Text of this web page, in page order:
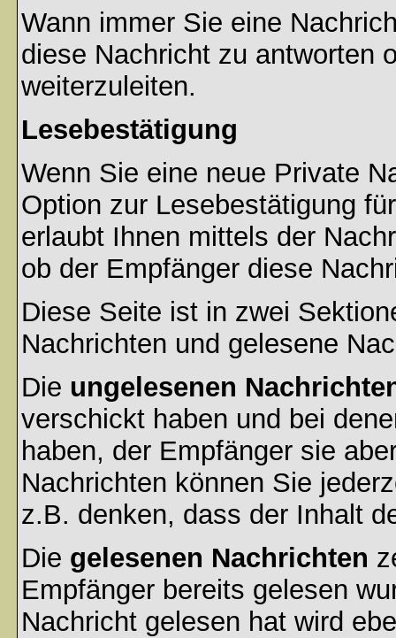
Wann immer Sie eine
diese Nachricht zu antworten
weiterzuleiten.
Lesebestätigung
Wenn Sie eine neue Private
Option zur Lesebestätigung
erlaubt Ihnen mittels der
ob der Empfänger diese
Diese Seite ist in zwei
Nachrichten und gelesene
Die ungelesenen
verschickt haben und bei
haben, der Empfänger sie
Nachrichten können Sie
z.B. denken, dass der Inhalt
Die gelesenen Nachrichten
Empfänger bereits gelesen
Nachricht gelesen hat wird